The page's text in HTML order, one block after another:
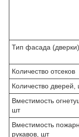
Тип фасада (дверки)
Количество отсеков
Количество дверей,
Вместимость
шт
Вместимость
рукавов, шт